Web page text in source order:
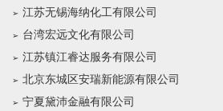
江苏无锡海纳化工有限公司
台湾宏远文化有限公司
江苏镇江睿达服务有限公司
北京东城区安瑞新能源有限公司
宁夏黛沛金融有限公司